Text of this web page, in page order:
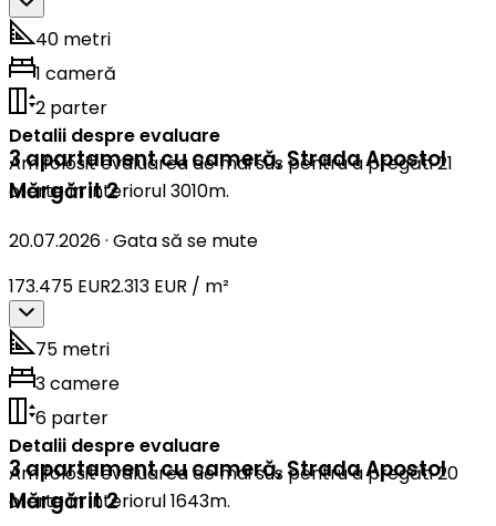
40 metri
1 cameră
2 parter
Detalii despre evaluare
Am folosit evaluarea de mai sus pentru a pregăti 21
oferte în interiorul 3010m.
3 apartament cu cameră,Strada Apostol
Mărgărit 2
20.07.2026· Gata să se mute
173.475 EUR2.313 EUR / m²
75 metri
3 camere
6 parter
Detalii despre evaluare
Am folosit evaluarea de mai sus pentru a pregăti 20
oferte în interiorul 1643m.
3 apartament cu cameră,Strada Apostol
Mărgărit 2